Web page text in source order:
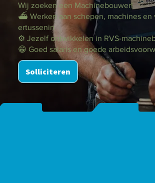
Wij zoeken een Machinebouwer!
⛴️ Werken aan schepen, machines en
ertussenin
⚙️ Jezelf ontwikkelen in RVS-
😁 Goed salaris en goede
Solliciteren